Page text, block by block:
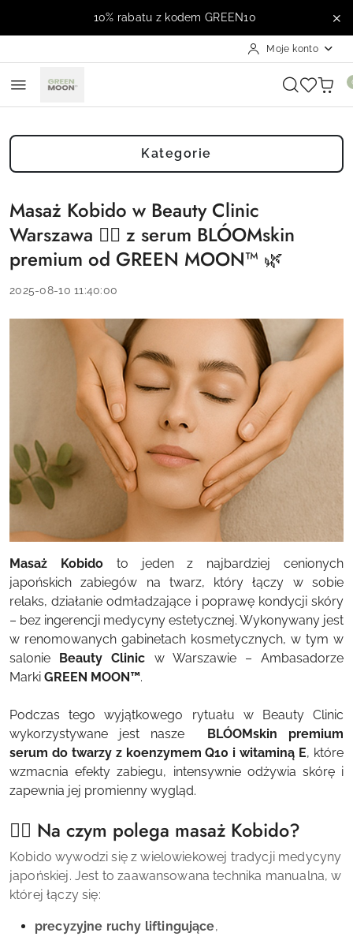
Przejdź do treści głównej
Przejdź do wyszukiwarki
Przejdź do moje konto
Przejdź do menu głównego
Przejdź do stopki10% rabatu z kodem GREEN10
Moje konto
Kategorie
Masaż Kobido w Beauty Clinic
Warszawa 💆‍♀️ z serum BLÓOMskin
premium od GREEN MOON™ 🌿
2025-08-10 11:40:00
Masaż Kobidoto jeden z najbardziej cenionych
japońskich zabiegów na twarz, który łączy w sobie
relaks, działanie odmładzające i poprawę kondycji skóry
– bez ingerencji medycyny estetycznej. Wykonywany jest
w renomowanych gabinetach kosmetycznych, w tym w
salonie Beauty Clinic w Warszawie – Ambasadorze
Marki GREEN MOON™.
Podczas tego wyjątkowego rytuału w Beauty Clinic
wykorzystywane jest nasze
BLÓOMskin premium
serum do twarzy z koenzymem Q10 i witaminą E, które
wzmacnia efekty zabiegu, intensywnie odżywia skórę i
zapewnia jej promienny wygląd.
💆‍♀️ Na czym polega masaż Kobido?
Kobido wywodzi się z wielowiekowej tradycji medycyny
japońskiej. Jest to zaawansowana technika manualna, w
której łączy się:
precyzyjne ruchy liftingujące,